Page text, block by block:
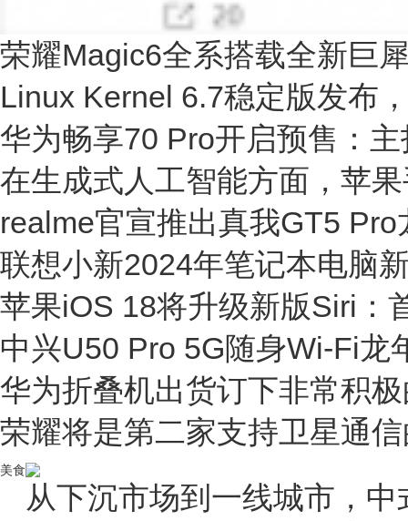
荣耀Magic6全系搭载全新巨
Linux Kernel 6.7稳定版发布
华为畅享70 Pro开启预售：
在生成式人工智能方面，苹
realme官宣推出真我GT5
联想小新2024年笔记本电脑
苹果iOS 18将升级新版Siri：
中兴U50 Pro 5G随身Wi-Fi龙
华为折叠机出货订下非常积
荣耀将是第二家支持卫星通
美食
从下沉市场到一线城市，